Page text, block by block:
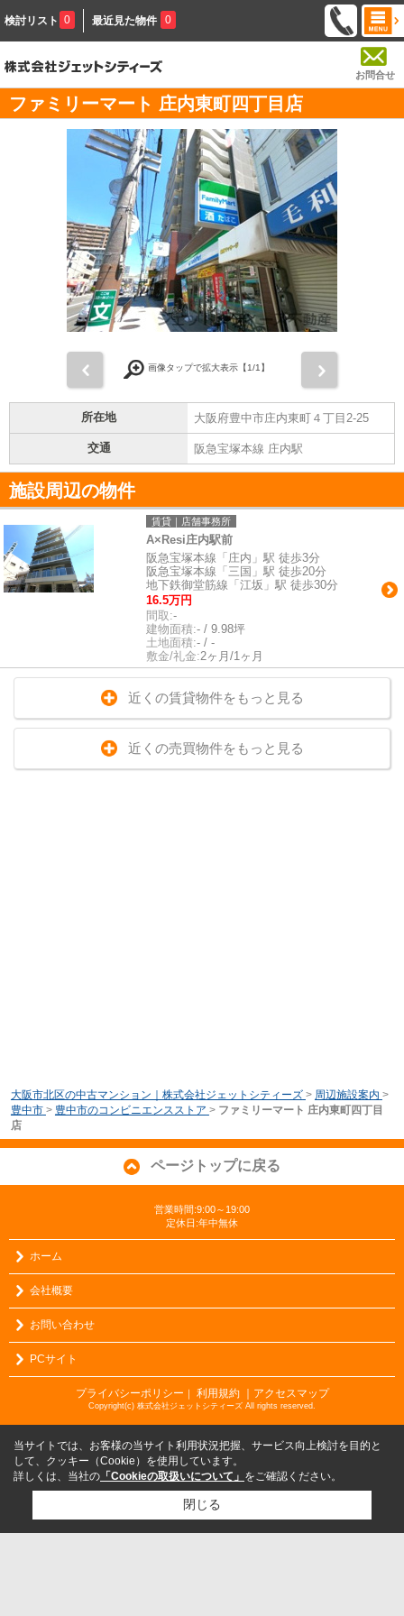
検討リスト 0 最近見た物件 0
お問合せ
ファミリーマート 庄内東町四丁目店
画像タップで拡大表示【1/1】
所在地 大阪府豊中市庄内東町４丁目2-25
交通 阪急宝塚本線 庄内駅
施設周辺の物件
賃貸｜店舗事務所
A×Resi庄内駅前
阪急宝塚本線「庄内」駅 徒歩3分
阪急宝塚本線「三国」駅 徒歩20分
地下鉄御堂筋線「江坂」駅 徒歩30分
16.5万円
間取:-
建物面積:- / 9.98坪
土地面積:- / -
敷金/礼金:2ヶ月/1ヶ月
近くの賃貸物件をもっと見る
近くの売買物件をもっと見る
大阪市北区の中古マンション｜株式会社ジェットシティーズ > 周辺施設案内 >
豊中市 > 豊中市のコンビニエンスストア > ファミリーマート 庄内東町四丁目
店
ページトップに戻る
営業時間:9:00～19:00
定休日:年中無休
ホーム
会社概要
お問い合わせ
PCサイト
プライバシーポリシー ｜ 利用規約 ｜アクセスマップ
Copyright(c) 株式会社ジェットシティーズ All rights reserved.
当サイトでは、お客様の当サイト利用状況把握、サービス向上検討を目的と
して、クッキー（Cookie）を使用しています。
詳しくは、当社の 「Cookieの取扱いについて」 をご確認ください。
閉じる